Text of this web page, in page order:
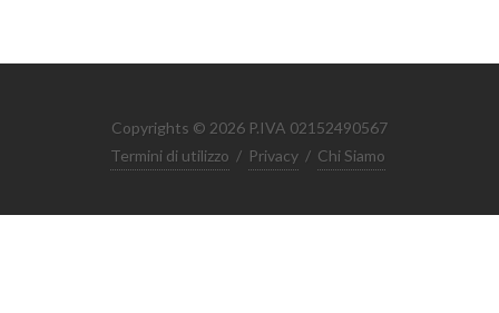
Copyrights © 2026 P.IVA 02152490567
Termini di utilizzo / Privacy / Chi Siamo